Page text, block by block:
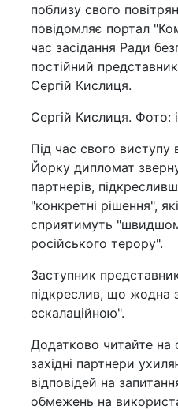
поблизу свого
повідомляє портал
час засідання Ради
постійний
Сергій Кислиця.
Сергій Кислиця. Фото:
Під час свого
Йорку дипломат
партнерів,
"конкретні рішення",
сприятимуть
російського терору".
Заступник
підкреслив, що жодна
ескалаційною".
Додатково читайте на
західні партнери
відповідей на
обмежень на